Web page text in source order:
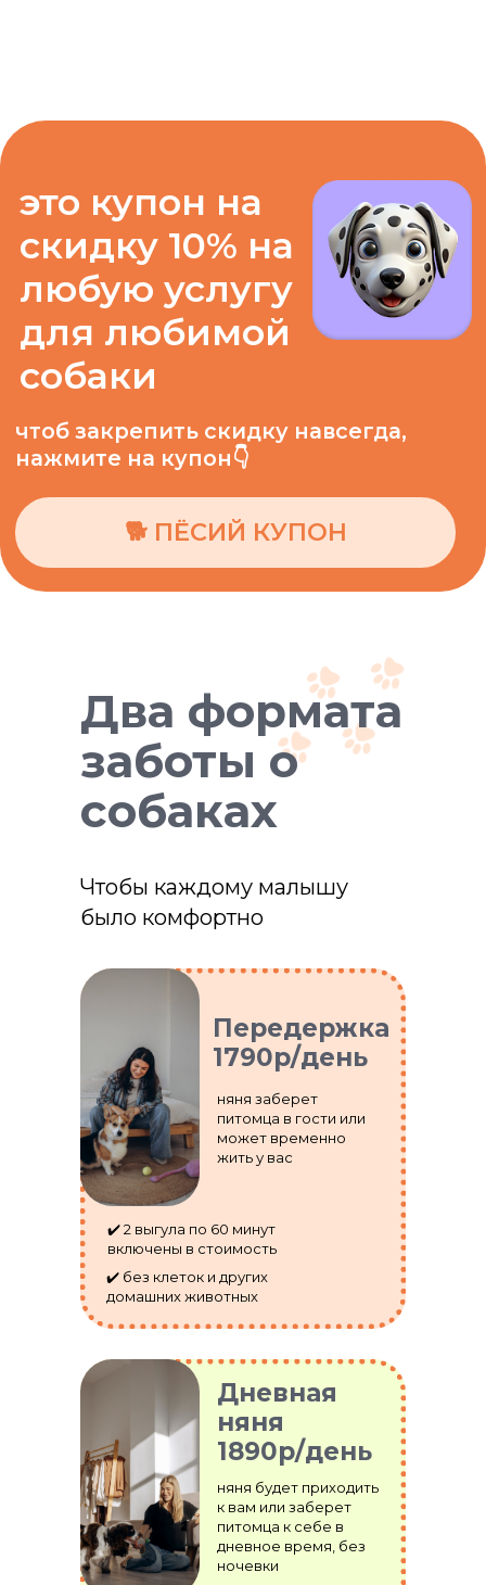
Передержка
1790р/день
няня заберет
питомца в гости или
может временно
жить у вас
✔️ 2 выгула по 60 минут
включены в стоимость
✔️ без клеток и других
домашних животных
Два формата
заботы о
собаках
Чтобы каждому малышу
было комфортно
Дневная
няня
1890р/день
няня будет приходить
к вам или заберет
питомца к себе в
дневное время, без
ночевки